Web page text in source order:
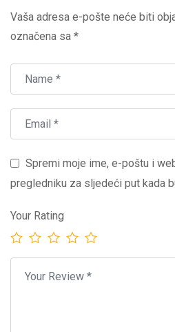
Vaša adresa e-pošte neće biti
označena sa *
Spremi moje ime, e-poštu i
pregledniku za sljedeći put kada
Your Rating